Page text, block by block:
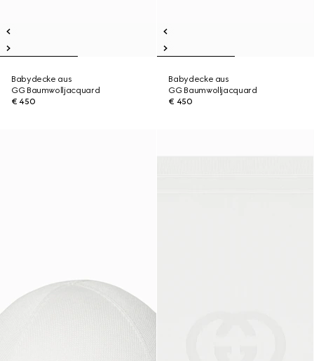
Babydecke aus
GG Baumwolljacquard
€ 450
Babydecke aus
GG Baumwolljacquard
€ 450